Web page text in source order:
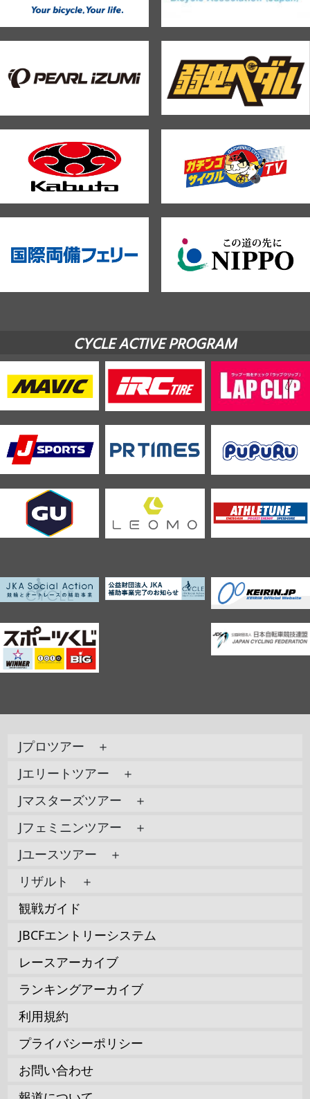
CYCLE ACTIVE PROGRAM
Jプロツアー ＋
Jエリートツアー ＋
Jマスターズツアー ＋
Jフェミニンツアー ＋
Jユースツアー ＋
リザルト ＋
観戦ガイド
JBCFエントリーシステム
レースアーカイブ
ランキングアーカイブ
利用規約
プライバシーポリシー
お問い合わせ